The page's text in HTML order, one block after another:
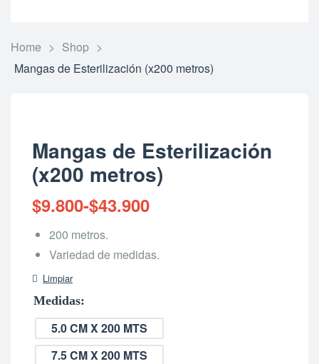
Home > Shop >
Mangas de Esterilización (x200 metros)
Mangas de Esterilización
(x200 metros)
$9.800-$43.900
200 metros.
Variedad de medidas.
Medidas
5.0 CM X 200 MTS
7.5 CM X 200 MTS
Limpiar